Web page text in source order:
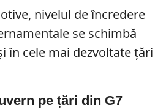
nivelul de încredere
se schimbă
în cele mai dezvoltate țări
pe țări din G7